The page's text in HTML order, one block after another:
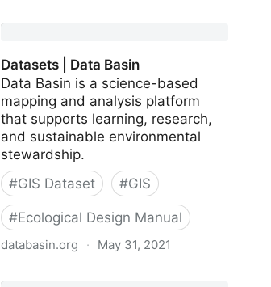
Datasets | Data Basin
Data Basin is a science-based
mapping and analysis platform
that supports learning, research,
and sustainable environmental
stewardship.
#GIS Dataset #GIS
#Ecological Design Manual
databasin.org · May 31, 2021